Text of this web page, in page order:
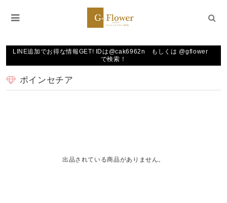
LINE追加でお得な情報GET! IDは@cak6962n もしくは @gflower
で検索！
ポインセチア
出品されている商品がありません。